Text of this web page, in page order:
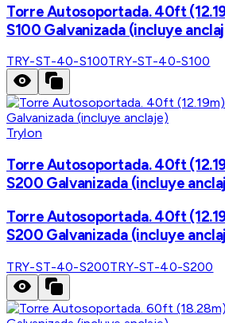
Torre Autosoportada. 40ft
S100 Galvanizada (incluye
TRY-ST-40-S100TRY-ST-40-S100
Trylon
Torre Autosoportada. 40ft
S200 Galvanizada (incluye
Torre Autosoportada. 40ft
S200 Galvanizada (incluye
TRY-ST-40-S200TRY-ST-40-S200